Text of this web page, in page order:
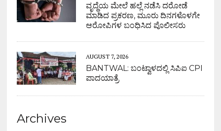
ವೃದ್ಧೆಯ ಮೇಲೆ ಹಲ್ಲೆ ನಡೆಸಿ ದರೋಡೆ
ಮಾಡಿದ ಪ್ರಕರಣ, ಮೂರು ದಿನಗಳೊಳಗೇ
ಆರೋಪಿಗಳ ಬಂಧಿಸಿದ ಪೊಲೀಸರು
AUGUST 7, 2026
BANTWAL: ಬಂಟ್ವಾಳದಲ್ಲಿ ಸಿಪಿಐ CPI
ಪಾದಯಾತ್ರೆ
Archives